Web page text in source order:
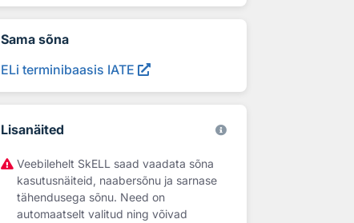
Sama sõna
ELi terminibaasis IATE
Lisanäited
Veebilehelt SkELL saad vaadata sõna
kasutusnäiteid, naabersõnu ja sarnase
tähendusega sõnu. Need on
automaatselt valitud ning võivad